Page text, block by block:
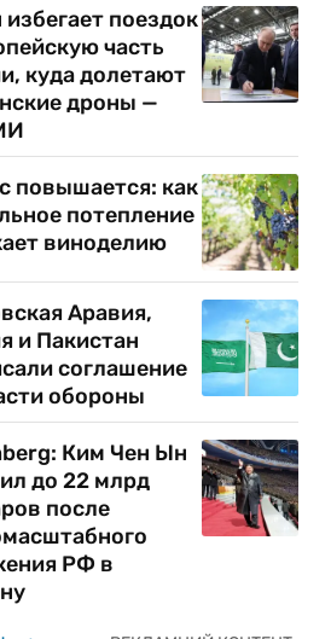
поездок
часть
куда долетают
дроны —
повышается: как
потепление
виноделию
Аравия,
и Пакистан
соглашение
обороны
Ким Чен Ын
до 22 млрд
после
РФ в